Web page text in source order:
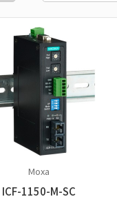
Moxa
ICF-1150-M-SC